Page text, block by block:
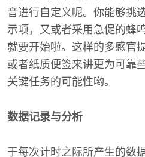
音进行自定义呢。你能够挑
示项，又或者采用急促的蜂
就要开始啦。这样的多感官
或者纸质便签来讲更为可靠
关键任务的可能性哟。
数据记录与分析
于每次计时之际所产生的数